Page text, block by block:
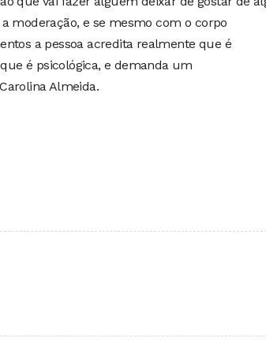
moderação, e se mesmo com o corpo
a pessoa acredita realmente que é
é psicológica, e demanda um
Almeida.